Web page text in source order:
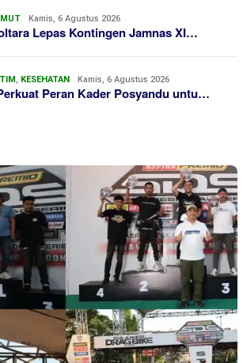
Kamis, 6 Agustus 2026
Lepas Kontingen Jamnas XI…
, KESEHATAN Kamis, 6 Agustus 2026
Peran Kader Posyandu untu…